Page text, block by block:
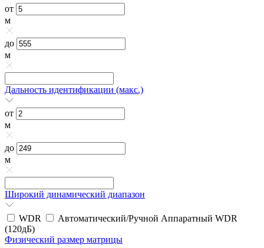
от
м
до
м
Дальность идентификации (макс.)
от
м
до
м
Широкий динамический диапазон
WDR
Автоматический/Ручной Аппаратный WDR
(120дБ)
Физический размер матрицы